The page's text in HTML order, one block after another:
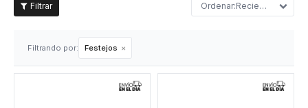
Recientes
Filtrando por: Festejos